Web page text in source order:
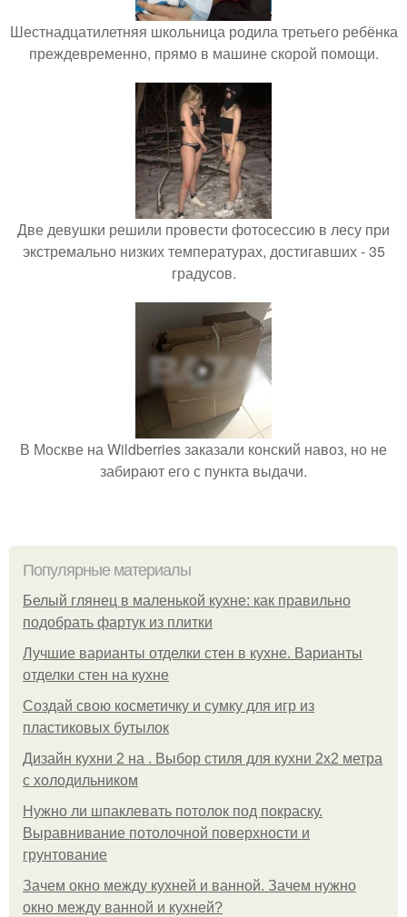
Шестнадцатилетняя школьница родила третьего ребёнка
преждевременно, прямо в машине скорой помощи.
Две девушки решили провести фотосессию в лесу при
экстремально низких температурах, достигавших - 35
градусов.
В Москве на Wildberries заказали конский навоз, но не
забирают его с пункта выдачи.
Популярные материалы
Белый глянец в маленькой кухне: как правильно
подобрать фартук из плитки
Лучшие варианты отделки стен в кухне. Варианты
отделки стен на кухне
Создай свою косметичку и сумку для игр из
пластиковых бутылок
Дизайн кухни 2 на . Выбор стиля для кухни 2х2 метра
с холодильником
Нужно ли шпаклевать потолок под покраску.
Выравнивание потолочной поверхности и
грунтование
Зачем окно между кухней и ванной. Зачем нужно
окно между ванной и кухней?